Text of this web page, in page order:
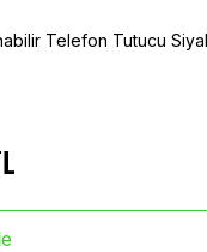
Telefon Tutucu